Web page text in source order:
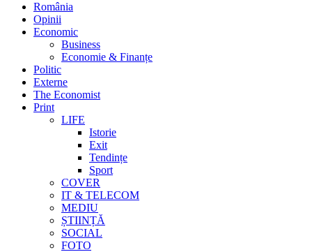
România
Opinii
Economic
Business
Economie & Finanțe
Politic
Externe
The Economist
Print
LIFE
Istorie
Exit
Tendințe
Sport
COVER
IT & TELECOM
MEDIU
ȘTIINȚĂ
SOCIAL
FOTO